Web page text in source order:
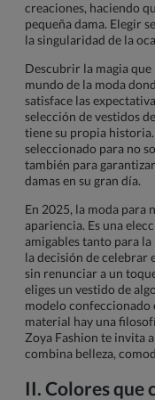
creaciones, haciendo
pequeña dama. Elegir
la singularidad de la
Descubrir la magia
mundo de la moda
satisface las
selección de vestidos
tiene su propia
seleccionado para no
también para
damas en su gran día.
En 2025, la moda para
apariencia. Es una
amigables tanto para
la decisión de celebrar
sin renunciar a un
eliges un vestido de
modelo confeccionado
material hay una
Zoya Fashion te invita
combina belleza,
II. Colores que